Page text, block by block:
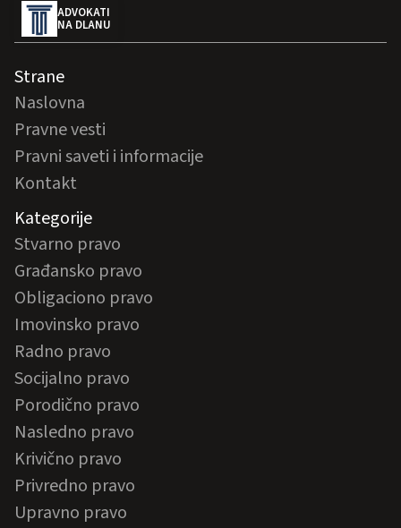
ADVOKATI
NA DLANU
Strane
Naslovna
Pravne vesti
Pravni saveti i informacije
Kontakt
Kategorije
Stvarno pravo
Građansko pravo
Obligaciono pravo
Imovinsko pravo
Radno pravo
Socijalno pravo
Porodično pravo
Nasledno pravo
Krivično pravo
Privredno pravo
Upravno pravo